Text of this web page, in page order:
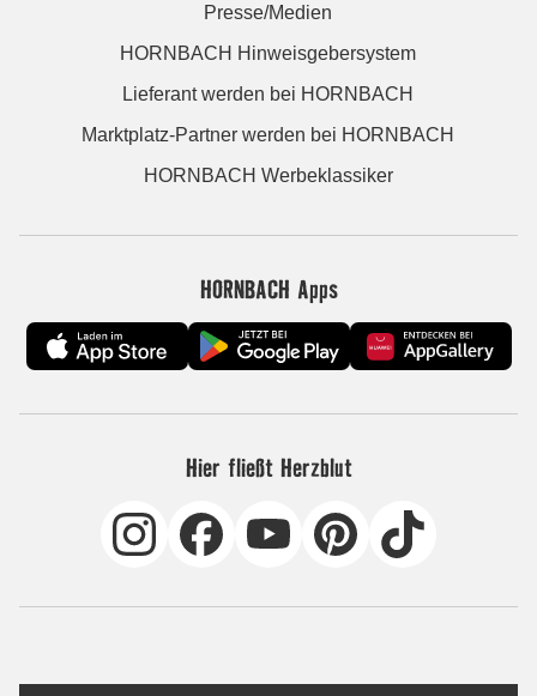
Presse/Medien
HORNBACH Hinweisgebersystem
Lieferant werden bei HORNBACH
Marktplatz-Partner werden bei HORNBACH
HORNBACH Werbeklassiker
HORNBACH Apps
Hier fließt Herzblut